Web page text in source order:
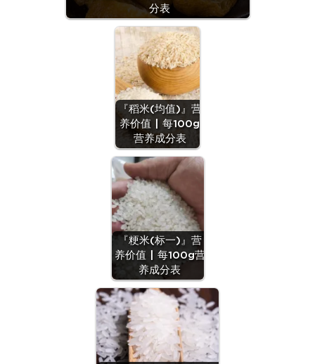
分表
『稻米(均值)』营
养价值 | 每100g
营养成分表
『粳米(标一)』营
养价值 | 每100g营
养成分表